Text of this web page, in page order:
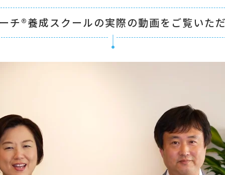
チ®養成スクールの実際の動画をご覧いた